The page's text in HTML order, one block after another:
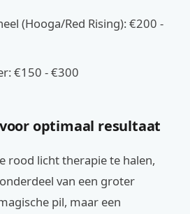
(Hooga/Red Rising): €200 -
€150 - €300
optimaal resultaat
rood licht therapie te halen,
van een groter
pil, maar een